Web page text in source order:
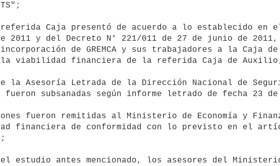
2011 y del Decreto N° 221/011 de 27 de junio de
de GREMCA y sus trabajadores a la Caja
la viabilidad financiera de la referida Caja de
subsanadas según informe letrado de fecha 23 de
financiera de conformidad con lo previsto en el